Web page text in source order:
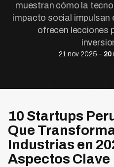
muestran cómo la
impacto social impulsan
ofrecen lecciones
21 nov 2025 – 20
10 Startups
Que
Industrias en
Aspectos Clave